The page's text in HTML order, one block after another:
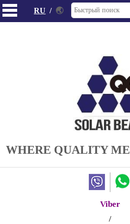
WHERE QUALITY
Viber
/
RU / 🌏